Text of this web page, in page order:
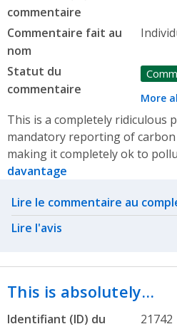
commentaire
Commentaire fait au
nom
Statut du
commentaire
More
This is a completely ridiculous
mandatory reporting of
making it completely ok to
davantage
Related actions
Lire le commentaire au
Lire l'avis
This is absolutely…
Identifiant (ID) du
21742